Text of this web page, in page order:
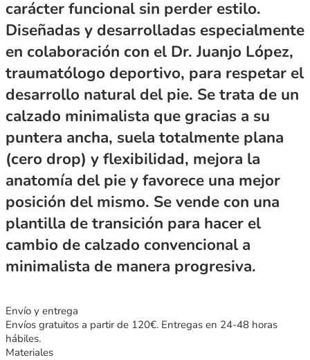
carácter funcional sin perder estilo.
Diseñadas y desarrolladas especialmente
en colaboración con el Dr. Juanjo López,
traumatólogo deportivo, para respetar el
desarrollo natural del pie. Se trata de un
calzado minimalista que gracias a su
puntera ancha, suela totalmente plana
(cero drop) y flexibilidad, mejora la
anatomía del pie y favorece una mejor
posición del mismo. Se vende con una
plantilla de transición para hacer el
cambio de calzado convencional a
minimalista de manera progresiva.
Envío y entrega
Envíos gratuitos a partir de 120€. Entregas en 24-48 horas
hábiles.
Materiales